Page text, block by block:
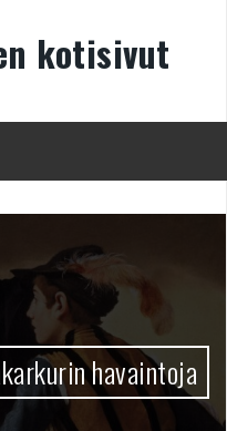
kotisivut
havaintoja